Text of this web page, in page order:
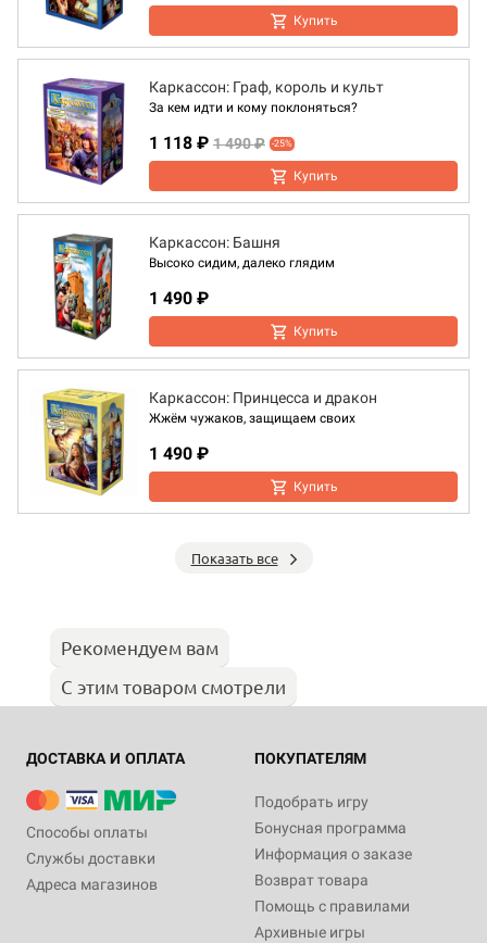
Купить
Каркассон: Граф, король и культ
За кем идти и кому поклоняться?
1 118 ₽ 1 490 ₽ -25%
Купить
Каркассон: Башня
Высоко сидим, далеко глядим
1 490 ₽
Купить
Каркассон: Принцесса и дракон
Жжём чужаков, защищаем своих
1 490 ₽
Купить
Показать все
Рекомендуем вам
С этим товаром смотрели
ДОСТАВКА И ОПЛАТА
Способы оплаты
Службы доставки
Адреса магазинов
ПОКУПАТЕЛЯМ
Подобрать игру
Бонусная программа
Информация о заказе
Возврат товара
Помощь с правилами
Архивные игры